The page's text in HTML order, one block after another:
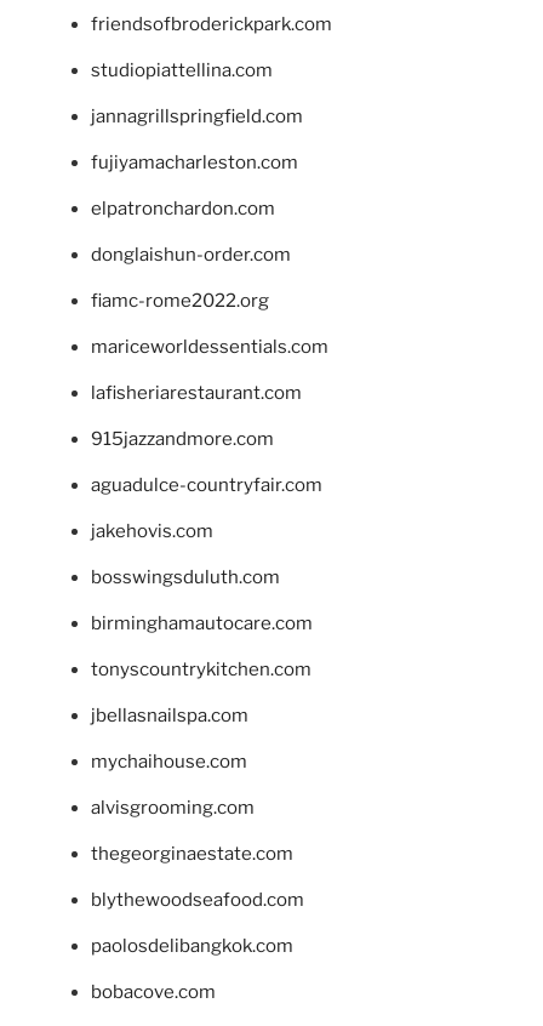
friendsofbroderickpark.com
studiopiattellina.com
jannagrillspringfield.com
fujiyamacharleston.com
elpatronchardon.com
donglaishun-order.com
fiamc-rome2022.org
mariceworldessentials.com
lafisheriarestaurant.com
915jazzandmore.com
aguadulce-countryfair.com
jakehovis.com
bosswingsduluth.com
birminghamautocare.com
tonyscountrykitchen.com
jbellasnailspa.com
mychaihouse.com
alvisgrooming.com
thegeorginaestate.com
blythewoodseafood.com
paolosdelibangkok.com
bobacove.com